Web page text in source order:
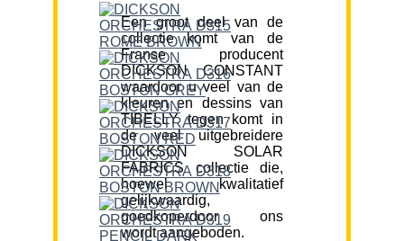
Een groot deel van de
collectie komt van de
Franse producent
DICKSON CONSTANT
waardoor u veel van de
kleuren en dessins van
TIBELLY tegen komt in
de veel uitgebreidere
DICKSON SOLAR
FABRICS collectie die,
hoewel kwalitatief
gelijkwaardig,
goedkoperdoor ons
wordt aangeboden.